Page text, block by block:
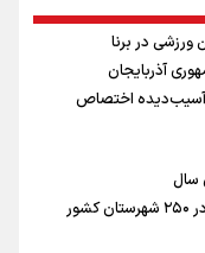
: قدردان زحمات اهالی
و تخریب
در برنا
آذربایجان
آسیب‌دیده اختصاص